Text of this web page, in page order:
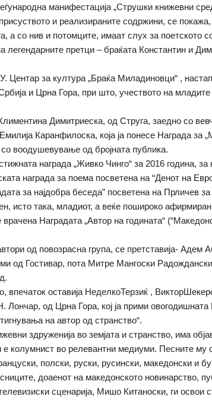
манифестација „Струшки книжевни
и реализираните содржини, се
а со нив и потомците, имаат слух за поетското
легендарните претци – браќата Константин и
Центар за култура „Браќа Миладиновци“ ,
и Црна Гора, при што, учеството на
Димитриеска, од Струга, заедно со
Каранфилоска, која ја понесе Награда за
воодушевување од бројната публика.
награда „Живко Чинго“ за 2016 година, за
награда за поема посветена на “Денот на
за најдобра беседа” посветена на Прличев
исто така, младиот, а веќе пошироко
Наградата „Автор на годината“
од повозрасна група, се претставија- Адем
од Гостивар, пота Митре Мангоски
впечаток оставија НеделкоТерзиќ ,
од Црна Гора, кој ја прими овогодишната
на автор од странство“.
здруженија во земјата и странство, има
е колумнист во релевантни медиуми. Песните му
полски, руски, русински, македонски и
доаенот на македонското новинарство,
сценарија, Мишо Китаноски, ги освои